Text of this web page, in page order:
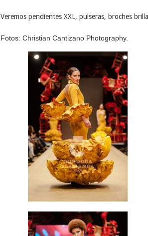
Veremos pendientes XXL, pulseras, broches
Fotos: Christian Cantizano Photography.